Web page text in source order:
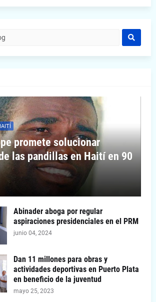
promete solucionar
las pandillas en Haití en 90
Abinader aboga por regular
aspiraciones presidenciales en el PRM
junio 04, 2024
Dan 11 millones para obras y
actividades deportivas en Puerto Plata
en beneficio de la juventud
mayo 25, 2023